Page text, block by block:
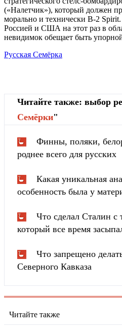
(«Налетчик»), который должен
морально и технически В-2
Россией и США на этот раз в
невидимок обещает быть
Русская Семёрка
Читайте также: выбор
Cемёрки"
Финны, поляки,
роднее всего для русских
Какая уникальная
особенность была у
Что сделал Сталин с
который все время
Что запрещено
Северного Кавказа
Читайте также